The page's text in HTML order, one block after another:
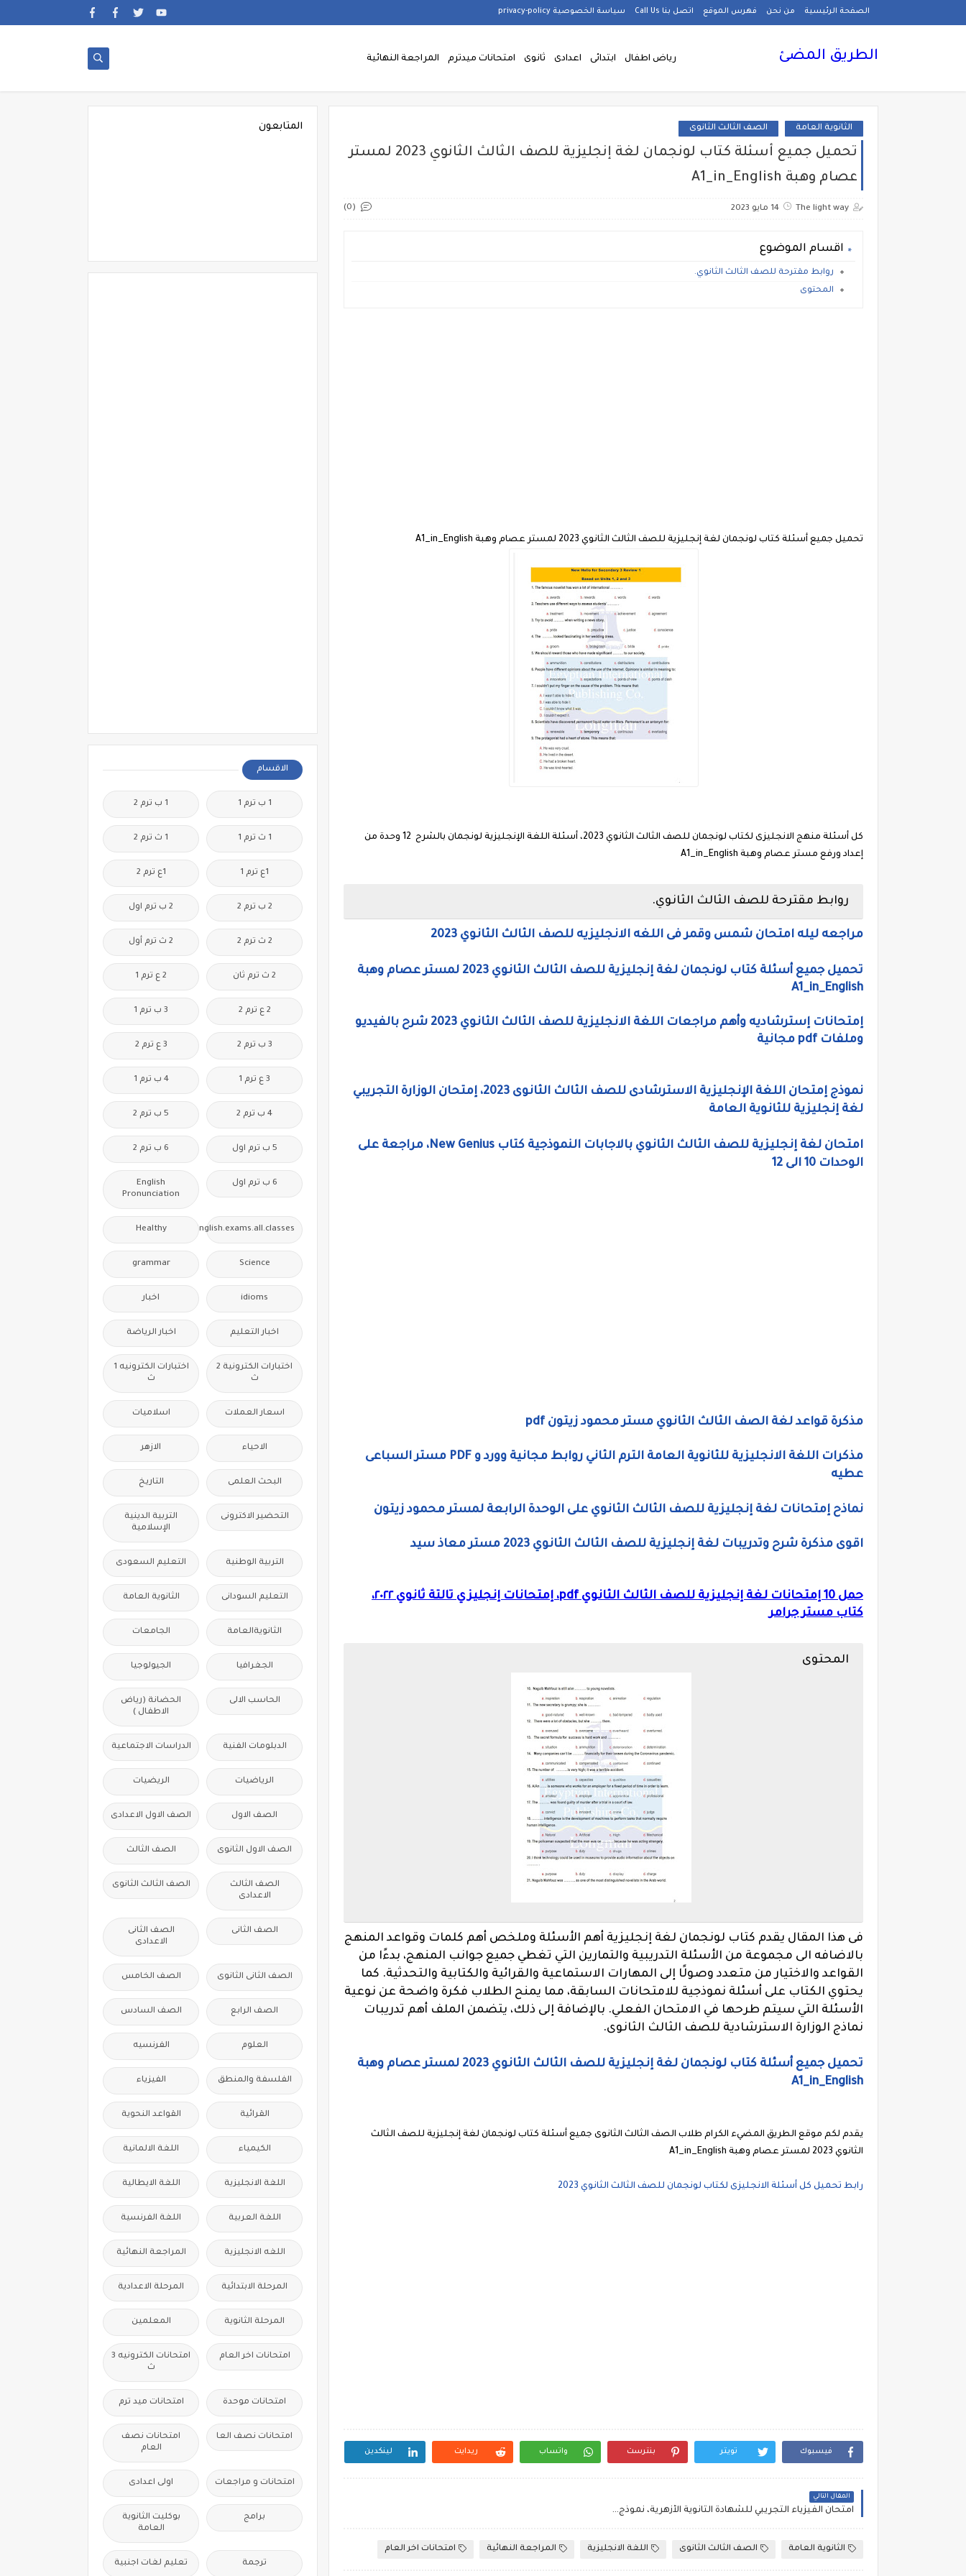
الصفحة الرئيسية من نحن فهرس الموقع اتصل بنا Call Us سياسة الخصوصية privacy-policy
الطريق المضئ رياض اطفال ابتدائى اعدادى ثانوى امتحانات ميدترم المراجعة النهائية
الثانوية العامة الصف الثالث الثانوى
تحميل جميع أسئلة كتاب لونجمان لغة إنجليزية للصف الثالث الثانوي 2023 لمستر
عصام وهبة A1_in_English
The light way 14 مايو 2023 (0)
اقسام الموضوع
روابط مقترحة للصف الثالث الثانوي.
المحتوى
تحميل جميع أسئلة كتاب لونجمان لغة إنجليزية للصف الثالث الثانوي 2023 لمستر عصام وهبة A1_in_English
كل أسئلة منهج الانجليزى لكتاب لونجمان للصف الثالث الثانوي 2023، أسئلة اللغة الإنجليزية لونجمان بالشرح 12 وحدة من
إعداد ورفع مستر عصام وهبة A1_in_English
روابط مقترحة للصف الثالث الثانوي.
مراجعه ليله امتحان شمس وقمر فى اللغه الانجليزيه للصف الثالث الثانوي 2023
تحميل جميع أسئلة كتاب لونجمان لغة إنجليزية للصف الثالث الثانوي 2023 لمستر عصام وهبة
A1_in_English
إمتحانات إسترشاديه وأهم مراجعات اللغة الانجليزية للصف الثالث الثانوي 2023 شرح بالفيديو
وملفات pdf مجانية
نموذج إمتحان اللغة الإنجليزية الاسترشادى للصف الثالث الثانوى 2023،
إمتحان الوزارة التجريبي
لغة إنجليزية للثانوية العامة
امتحان لغة إنجليزية للصف الثالث الثانوي بالاجابات النموذجية كتاب New Genius، مراجعة على
الوحدات 10 الى 12
مذكرة قواعد لغة الصف الثالث الثانوي مستر محمود زيتون pdf
مذكرات اللغة الانجليزية للثانوية العامة الترم الثاني روابط مجانية وورد و PDF مستر السباعى
عطيه
نماذح إمتحانات لغة إنجليزية للصف الثالث الثانوي على الوحدة الرابعة لمستر محمود زيتون
اقوى مذكرة شرح وتدريبات لغة إنجليزية للصف الثالث الثانوي 2023 مستر معاذ سيد
حمل 10 إمتحانات لغة إنجليزية للصف الثالث الثانوي pdf، إمتحانات إنجليزي تالتة ثانوي ٢٠٢٢،
كتاب مستر جرامر
المحتوى
فى هذا المقال يقدم كتاب لونجمان لغة إنجليزية أهم الأسئلة وملخص أهم كلمات وقواعد المنهج
بالاضافه الى مجموعة من الأسئلة التدريبية والتمارين التي تغطي جميع جوانب المنهج، بدءًا من
القواعد والاختيار من متعدد وصولًا إلى المهارات الاستماعية والقرائية والكتابية والتحدثية. كما
يحتوي الكتاب على أسئلة نموذجية للامتحانات السابقة، مما يمنح الطلاب فكرة واضحة عن نوعية
الأسئلة التي سيتم طرحها في الامتحان الفعلي. بالإضافة إلى ذلك، يتضمن الملف أهم تدريبات
نماذج الوزارة الاسترشادية للصف الثالث الثانوى.
تحميل جميع أسئلة كتاب لونجمان لغة إنجليزية للصف الثالث الثانوي 2023 لمستر عصام وهبة
A1_in_English
يقدم لكم موقع الطريق المضيء الكرام طلاب الصف الثالث الثانوى جميع أسئلة كتاب لونجمان لغة إنجليزية للصف الثالث
الثانوي 2023 لمستر عصام وهبة A1_in_English
رابط تحميل كل أسئلة الانجليزى لكتاب لونجمان للصف الثالث الثانوي 2023
فيسبوك تويتر بنترست واتساب ريدايت لينكدين
المقال التالي
امتحان الفيزياء التجريبي للشهادة الثانوية الأزهرية، نموذج امتحان الفيزياء ثالثة ثانوى ازهرى 2023
الثانوية العامة الصف الثالث الثانوى اللغة الانجليزية المراجعة النهائية امتحانات اخر العام
المتابعون
الاقسام
1 ب ترم 1 1 ب ترم 2
1 ث ترم 1 1 ث ترم 2
1ع ترم 1 1ع ترم 2
2 ب ترم 2 2 ب ترم اول
2 ث ترم 2 2 ث ترم أول
2 ث ترم ثان 2 ع ترم 1
2 ع ترم 2 3 ب ترم 1
3 ب ترم 2 3 ع ترم 2
3 ع ترم 1 4 ب ترم 1
4 ب ترم 2 5 ب ترم 2
5 ب ترم اول 6 ب ترم 2
6 ب ترم اول
English
Pronunciation
Free.English.exams.all.classes
Healthy
Science
grammar
idioms اخبار
اخبار التعليم اخبار الرياضة
اختبارات الكترونية 2
ث
اختبارات الكترونيه 1
ث
اسعار العملات اسلاميات
الاحياء الازهر
البحث العلمى التاريخ
التحضير الاكترونى
التربية الدينية
الإسلامية
التربية الوطنية التعليم السعودى
التعليم السودانى الثانوية العامة
الثانويةالعامة الجامعات
الجغرافيا الجيولوجيا
الحاسب الالى
الحضانة (رياض
الاطفال )
الدبلومات الفنية الدراسات الاجتماعية
الرياضيات الريضيات
الصف الاول الصف الاول الاعدادى
الصف الاول الثانوى الصف الثالث
الصف الثالث
الاعدادى
الصف الثالث الثانوى
الصف الثانى
الصف الثانى
الاعدادى
الصف الثانى الثانوى الصف الخامس
الصف الرابع الصف السادس
العلوم الفرنسيه
الفلسفة والمنطق الفيزياء
القرائية القواعد النحوية
الكيمياء اللغة الالمانية
اللغة الانجليزية اللغة الايطالية
اللغة العربية اللغة الفرنسية
اللغه الانجليزية المراجعة النهائية
المرحلة الابتدائية المرحلة الاعدادية
المرحلة الثانوية المعلمين
امتحانات اخر العام
امتحانات الكترونيه 3
ث
امتحانات موحدة امتحانات ميد ترم
امتحانات نصف العا
امتحانات نصف
العام
امتحانات و مراجعات اولى اعدادى
برامج
بوكليت الثانوية
العامة
ترجمة تعليم لغات اجنبية